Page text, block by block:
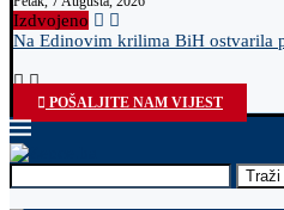
Izdvojeno
Na Edinovim krilima BiH ostvarila
POŠALJITE NAM VIJEST
Traži